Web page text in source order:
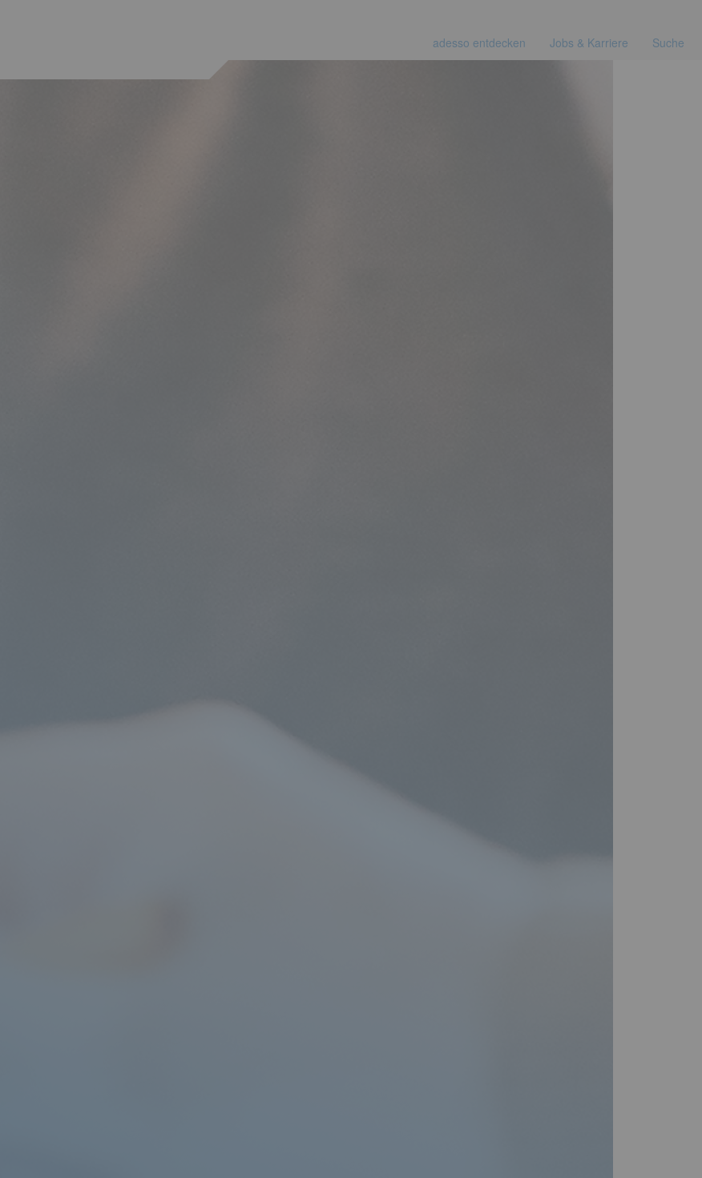
adesso entdecken Jobs & Karriere Suche